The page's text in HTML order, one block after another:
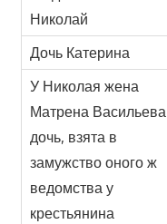
Николай
Дочь Катерина
У Николая жена
Матрена Васильева
дочь, взята в
замужство оного ж
ведомства у
крестьянина